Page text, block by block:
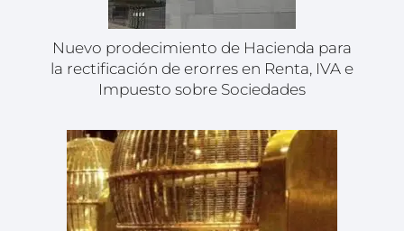
Nuevo prodecimiento de Hacienda para
la rectificación de erorres en Renta, IVA e
Impuesto sobre Sociedades